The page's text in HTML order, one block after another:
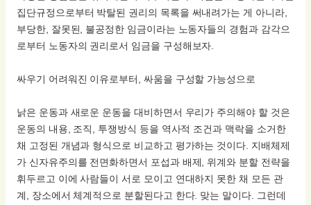
집단규정으로부터 박탈된 권리의 목록을 써내려가는 게 아니라,
부당한, 잘못된, 불공정한 임금이라는 노동자들의 경험과 감각으
로부터 노동자의 권리로서 임금을 구성해보자.
싸우기 어려워진 이유로부터, 싸움을 구성할 가능성으로
낡은 운동과 새로운 운동을 대비하면서 우리가 주의해야 할 것은
운동의 내용, 조직, 투쟁방식 등을 역사적 조건과 맥락을 소거한
채 고정된 개념과 형식으로 비교하고 평가하는 것이다. 지배체제
가 신자유주의를 전면화하면서 포섭과 배제, 위계와 분할 전략을
휘두르고 이에 사람들이 서로 모이고 연대하지 못한 채 모든 관
계, 장소에서 체계적으로 분할된다고 한다. 맞는 말이다. 그런데